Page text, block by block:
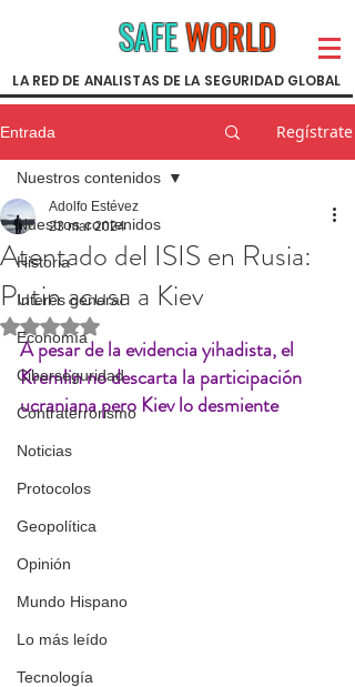
SAFEWORLD
LA RED DE ANALISTAS DE LA SEGURIDAD GLOBAL
Entrada Regístrate
Nuestros contenidos
Historia
Interés general
Economía
Ciberseguridad
Contraterrorismo
Noticias
Protocolos
Geopolítica
Opinión
Mundo Hispano
Lo más leído
Tecnología
Nuestros contenidos
Atentado del ISIS en Rusia:
Putin acusa a Kiev
Adolfo Estévez
23 mar 2024
Obtuvo NaN de 5 estrellas.
A pesar de la evidencia yihadista, el
Kremlin no descarta la participación
ucraniana pero Kiev lo desmiente